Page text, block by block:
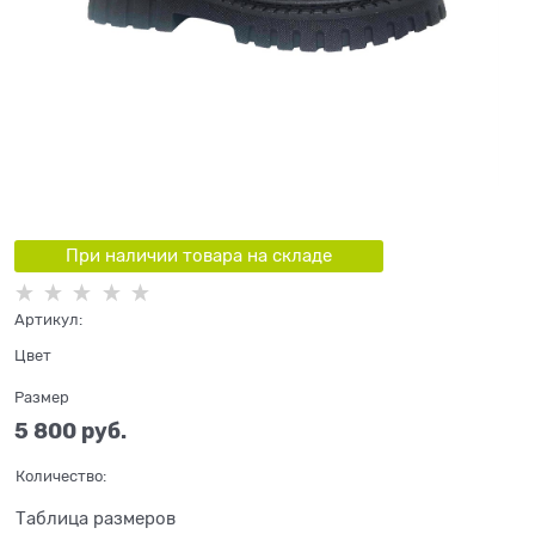
При наличии товара на складе
Артикул:
Цвет
Размер
5 800 руб.
Количество:
Таблица размеров